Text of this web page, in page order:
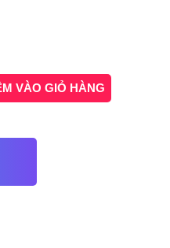
VÀO GIỎ HÀNG